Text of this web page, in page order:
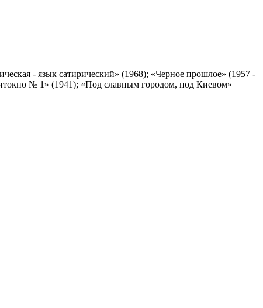
- язык сатирический» (1968); «Черное прошлое» (1957 -
№ 1» (1941); «Под славным городом, под Киевом»